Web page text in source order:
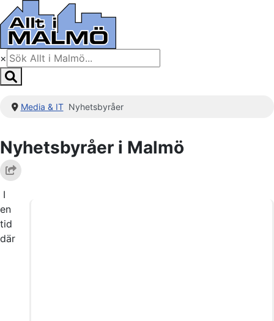
×
Media & IT Nyhetsbyråer
Nyhetsbyråer i Malmö
I
en
tid
där